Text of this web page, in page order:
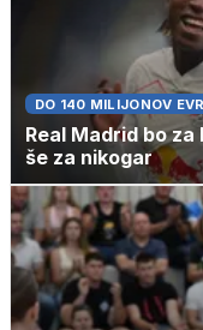
DO 140 MILIJONOV
Real Madrid bo
še za nikogar